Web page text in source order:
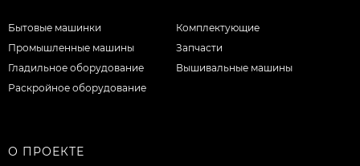
Бытовые машинки
Промышленные машины
Гладильное оборудование
Раскройное оборудование
Комплектующие
Запчасти
Вышивальные машины
О ПРОЕКТЕ